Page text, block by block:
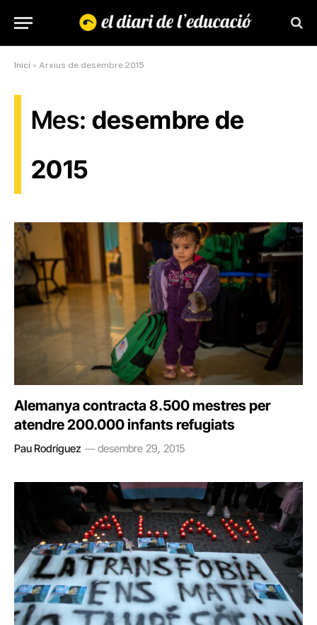
Inici » Arxius de desembre 2015
Mes: desembre de
2015
Alemanya contracta 8.500 mestres per
atendre 200.000 infants refugiats
Pau Rodríguez desembre 29, 2015